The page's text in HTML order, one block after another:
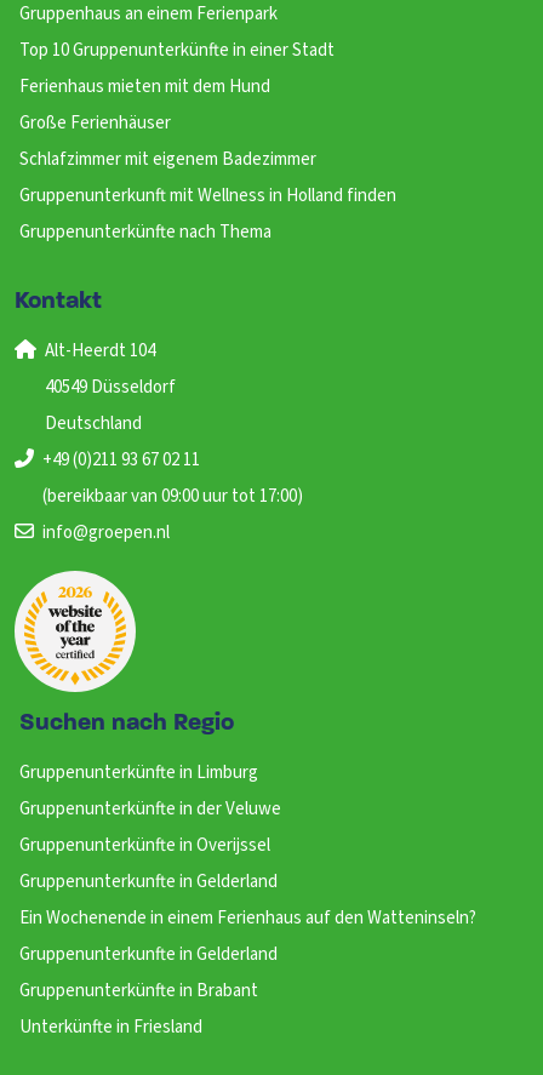
Gruppenhaus an einem Ferienpark
Top 10 Gruppenunterkünfte in einer Stadt
Ferienhaus mieten mit dem Hund
Große Ferienhäuser
Schlafzimmer mit eigenem Badezimmer
Gruppenunterkunft mit Wellness in Holland finden
Gruppenunterkünfte nach Thema
Kontakt
Alt-Heerdt 104
40549 Düsseldorf
Deutschland
+49 (0)211 93 67 02 11
(bereikbaar van 09:00 uur tot 17:00)
info@groepen.nl
Suchen nach Regio
Gruppenunterkünfte in Limburg
Gruppenunterkünfte in der Veluwe
Gruppenunterkünfte in Overijssel
Gruppenunterkunfte in Gelderland
Ein Wochenende in einem Ferienhaus auf den Watteninseln?
Gruppenunterkunfte in Gelderland
Gruppenunterkünfte in Brabant
Unterkünfte in Friesland